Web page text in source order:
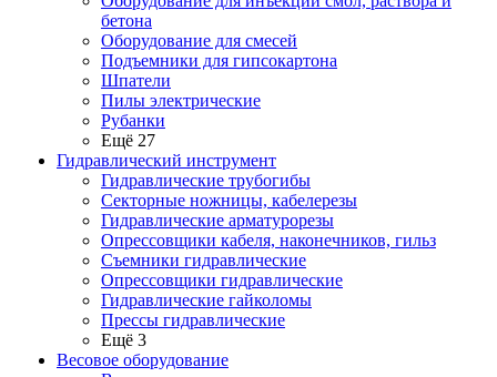
бетона
Оборудование для смесей
Подъемники для гипсокартона
Шпатели
Пилы электрические
Рубанки
Ещё 27
Гидравлический инструмент
Гидравлические трубогибы
Секторные ножницы, кабелерезы
Гидравлические арматурорезы
Опрессовщики кабеля, наконечников, гильз
Съемники гидравлические
Опрессовщики гидравлические
Гидравлические гайколомы
Прессы гидравлические
Ещё 3
Весовое оборудование